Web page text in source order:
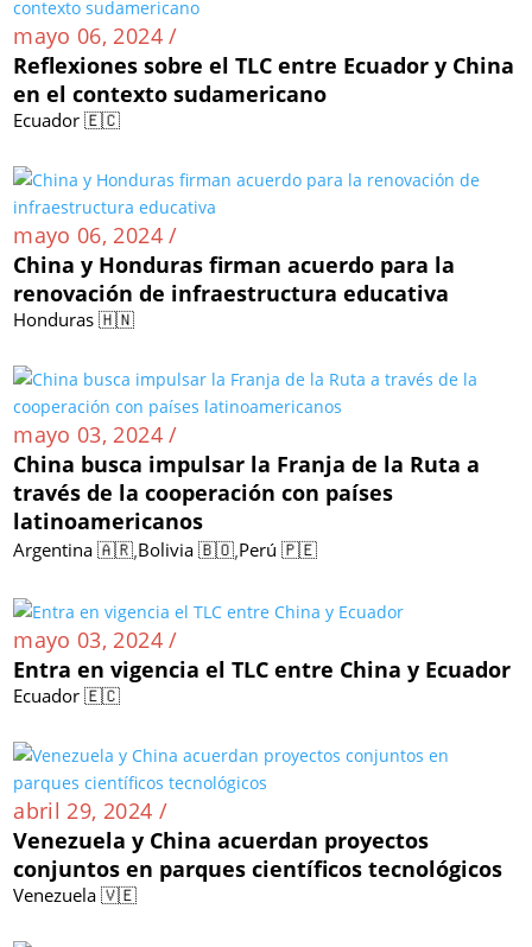
mayo 06, 2024 /
Reflexiones sobre el TLC entre Ecuador y China
en el contexto sudamericano
Ecuador 🇪🇨
mayo 06, 2024 /
China y Honduras firman acuerdo para la
renovación de infraestructura educativa
Honduras 🇭🇳
mayo 03, 2024 /
China busca impulsar la Franja de la Ruta a
través de la cooperación con países
latinoamericanos
Argentina 🇦🇷,Bolivia 🇧🇴,Perú 🇵🇪
mayo 03, 2024 /
Entra en vigencia el TLC entre China y Ecuador
Ecuador 🇪🇨
abril 29, 2024 /
Venezuela y China acuerdan proyectos
conjuntos en parques científicos tecnológicos
Venezuela 🇻🇪